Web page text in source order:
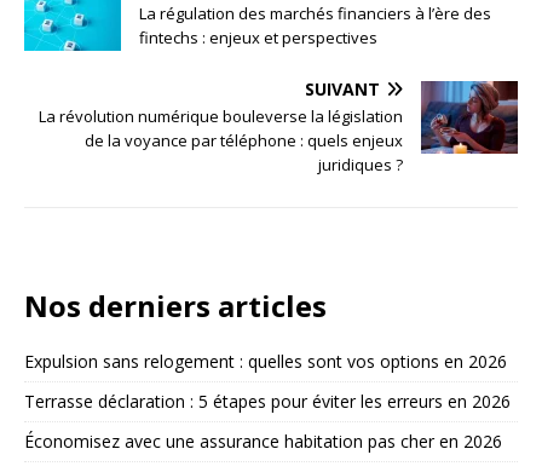
La régulation des marchés financiers à l’ère des
fintechs : enjeux et perspectives
SUIVANT
La révolution numérique bouleverse la législation
de la voyance par téléphone : quels enjeux
juridiques ?
Nos derniers articles
Expulsion sans relogement : quelles sont vos options en 2026
Terrasse déclaration : 5 étapes pour éviter les erreurs en 2026
Économisez avec une assurance habitation pas cher en 2026